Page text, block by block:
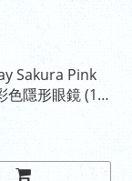
Sakura Pink
色隱形眼鏡 (10